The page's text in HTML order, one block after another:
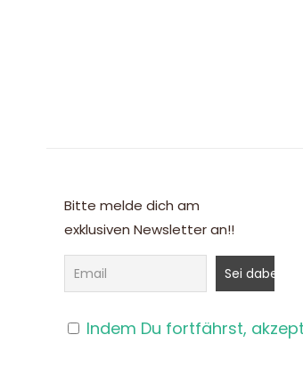
Bitte melde dich am
exklusiven Newsletter an!!
Indem Du fortfährst,